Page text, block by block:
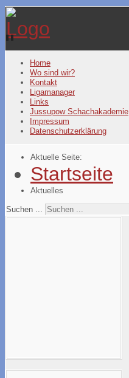
Home
Wo sind wir?
Kontakt
Ligamanager
Links
Jussupow Schachakademie
Impressum
Datenschutzerklärung
Aktuelle Seite:
Startseite
Aktuelles
Suchen ...
Year
Month
Year
Month